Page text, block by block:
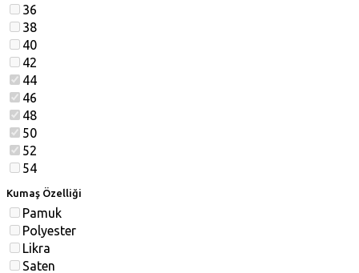
36
38
40
42
44
46
48
50
52
54
Kumaş Özelliği
Pamuk
Polyester
Likra
Saten